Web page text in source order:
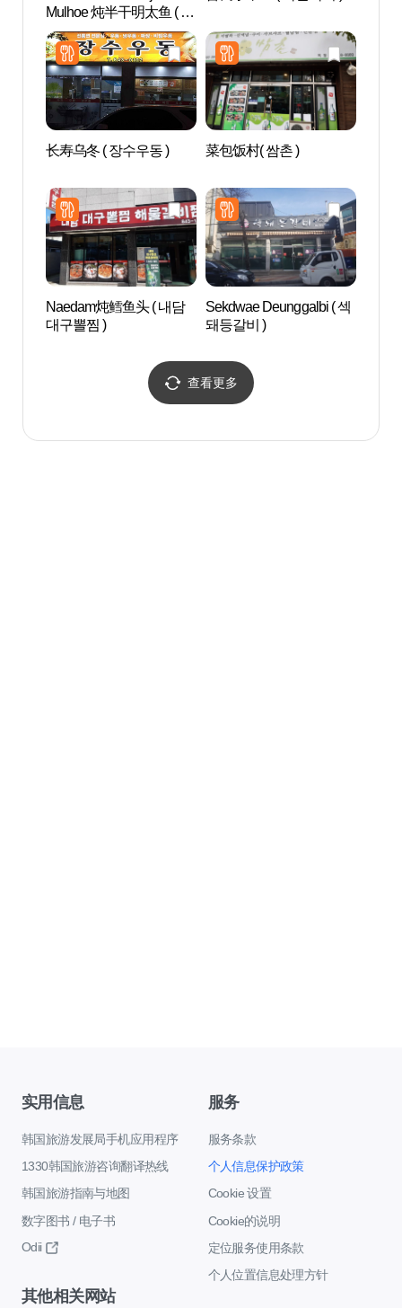
Mulhoe 炖半干明太鱼 ( 심
해잠수가잠물회코다리찜
)
长寿乌冬 ( 장수우동 ) 菜包饭村( 쌈촌 )
Naedam炖鳕鱼头 ( 내담
대구뽈찜 )
Sekdwae Deunggalbi ( 섹
돼등갈비 )
查看更多
实用信息
韩国旅游发展局手机应用程序
1330韩国旅游咨询翻译热线
韩国旅游指南与地图
数字图书 / 电子书
Odii
服务
服务条款
个人信息保护政策
Cookie 设置
Cookie的说明
定位服务使用条款
个人位置信息处理方针
其他相关网站